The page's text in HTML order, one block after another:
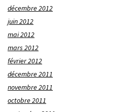
décembre 2012
juin 2012
mai 2012
mars 2012
février 2012
décembre 2011
novembre 2011
octobre 2011